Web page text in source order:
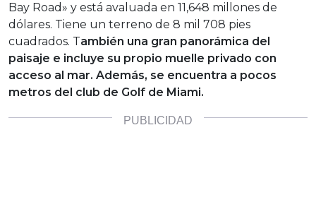
Bay Road» y está avaluada en 11,648 millones de
dólares. Tiene un terreno de 8 mil 708 pies
cuadrados. También una gran panorámica del
paisaje e incluye su propio muelle privado con
acceso al mar. Además, se encuentra a pocos
metros del club de Golf de Miami.